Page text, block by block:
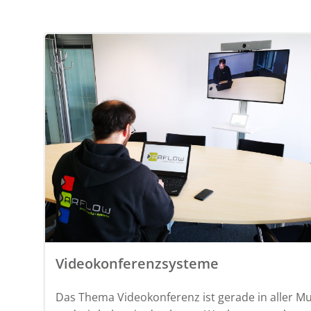
Videokonferenzsysteme
Das Thema Videokonferenz ist gerade in aller